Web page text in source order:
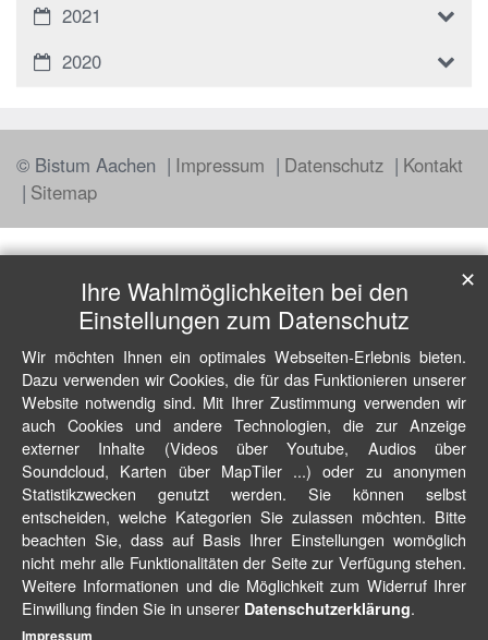
2021
2020
© Bistum Aachen Impressum Datenschutz
Kontakt
Sitemap
Ihre Wahlmöglichkeiten bei den
Einstellungen zum Datenschutz
Wir möchten Ihnen ein optimales Webseiten-Erlebnis bieten.
Dazu verwenden wir Cookies, die für das Funktionieren unserer
Website notwendig sind. Mit Ihrer Zustimmung verwenden wir
auch Cookies und andere Technologien, die zur Anzeige
externer Inhalte (Videos über Youtube, Audios über
Soundcloud, Karten über MapTiler ...) oder zu anonymen
Statistikzwecken genutzt werden. Sie können selbst
entscheiden, welche Kategorien Sie zulassen möchten. Bitte
beachten Sie, dass auf Basis Ihrer Einstellungen womöglich
nicht mehr alle Funktionalitäten der Seite zur Verfügung stehen.
Weitere Informationen und die Möglichkeit zum Widerruf Ihrer
Einwillung finden Sie in unserer Datenschutzerklärung.
✕
Impressum